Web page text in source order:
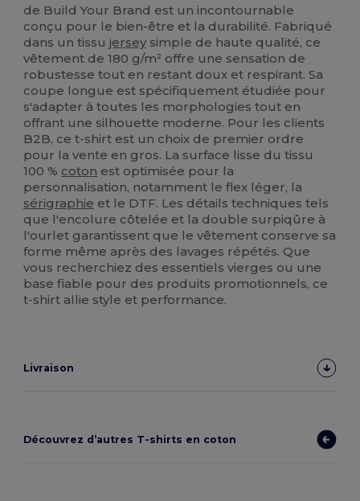
de Build Your Brand est un incontournable
conçu pour le bien-être et la durabilité. Fabriqué
dans un tissujersey simple de haute qualité, ce
vêtement de 180 g/m² offre une sensation de
robustesse tout en restant doux et respirant. Sa
coupe longue est spécifiquement étudiée pour
s'adapter à toutes les morphologies tout en
offrant une silhouette moderne. Pour les clients
B2B, ce t-shirt est un choix de premier ordre
pour la vente en gros. La surface lisse du tissu
100 % coton est optimisée pour la
personnalisation, notamment le flex léger, la
sérigraphie et le DTF. Les détails techniques tels
que l'encolure côtelée et la double surpiqûre à
l'ourlet garantissent que le vêtement conserve sa
forme même après des lavages répétés. Que
vous recherchiez des essentiels vierges ou une
base fiable pour des produits promotionnels, ce
t-shirt allie style et performance.
Livraison
Découvrez d’autres T-shirts en coton